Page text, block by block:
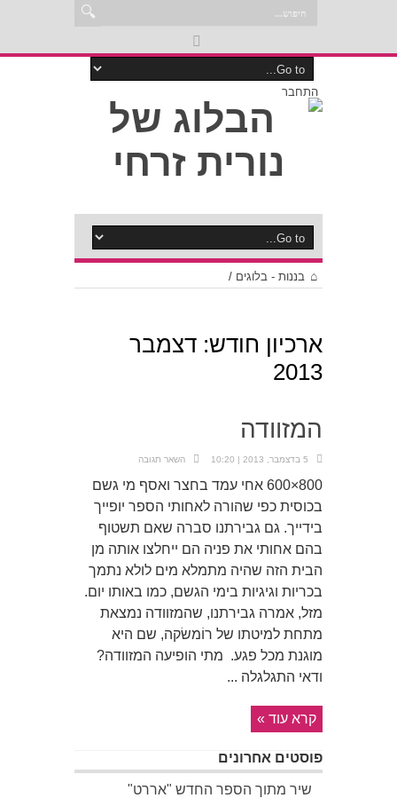
התחבר
בננות - בלוגים /
ארכיון חודש: דצמבר
2013
המזוודה
5 בדצמבר, 2013 | 10:20 השאר תגובה
800×600 אחי עמד בחצר ואסף מי גשם
בכוסית כפי שהורה לאחותי הספר יופייך
בידייך. גם גבירתנו סברה שאם תשטוף
בהם אחותי את פניה הם ייחלצו אותה מן
הבית הזה שהיה מתמלא מים לולא נתמך
בכריות וגיגיות בימי הגשם, כמו באותו יום.
מזל, אמרה גבירתנו, שהמזוודה נמצאת
מתחת למיטתו של רוֹמשׂקה, שם היא
מוגנת מכל פגע. מתי הופיעה המזוודה?
ודאי התגלגלה ...
קרא עוד »
פוסטים אחרונים
שיר מתוך הספר החדש "אררט"